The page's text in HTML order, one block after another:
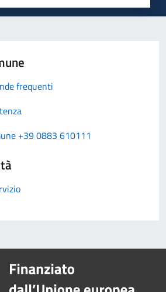
frequenti
+39 0883 610111